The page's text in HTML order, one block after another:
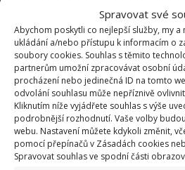
Spravovat své
Abychom poskytli co nejlepší služby, my
ukládání a/nebo přístupu k informacím o
soubory cookies. Souhlas s těmito
partnerům umožní zpracovávat osobní
procházení nebo jedinečná ID na tomto
odvolání souhlasu může nepříznivě
Kliknutím níže vyjádřete souhlas s výše
podrobnější rozhodnutí. Vaše volby
webu. Nastavení můžete kdykoli změnit,
pomocí přepínačů v Zásadách cookies
Spravovat souhlas ve spodní části
vychlazené vařené vejce po
po celém povrchu drobně
vyzkoušejte i tuto metodu,
přínosem. A ještě jedna
už asi znáte, ale nikdy není na
připomenout. Aby se uvařená
musí být staršího data, nikoliv
BydlímeÚtulně jsme také
test čerstvosti vajec.